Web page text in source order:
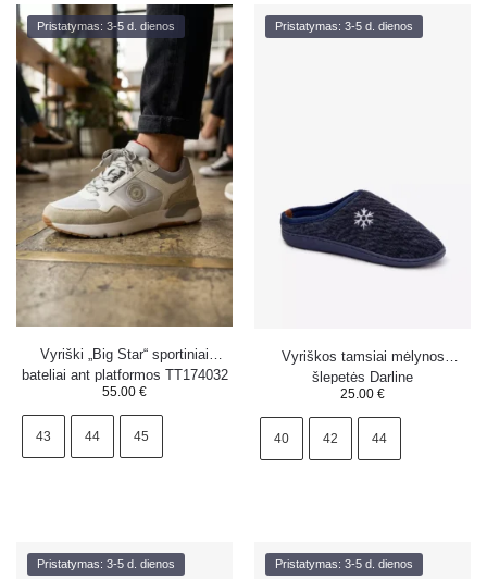
Pristatymas: 3-5 d. dienos
Vyriški „Big Star“ sportiniai
bateliai ant platformos TT174032
balti ir mėlyni
55.00 €
43 44 45
Pristatymas: 3-5 d. dienos
Vyriškos tamsiai mėlynos
šlepetės Darline
25.00 €
40 42 44
Pristatymas: 3-5 d. dienos Pristatymas: 3-5 d. dienos